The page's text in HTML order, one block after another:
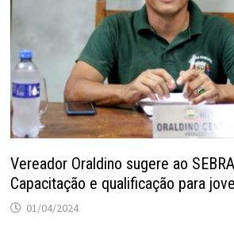
Vereador Oraldino sugere ao
Capacitação e qualificação para
01/04/2024